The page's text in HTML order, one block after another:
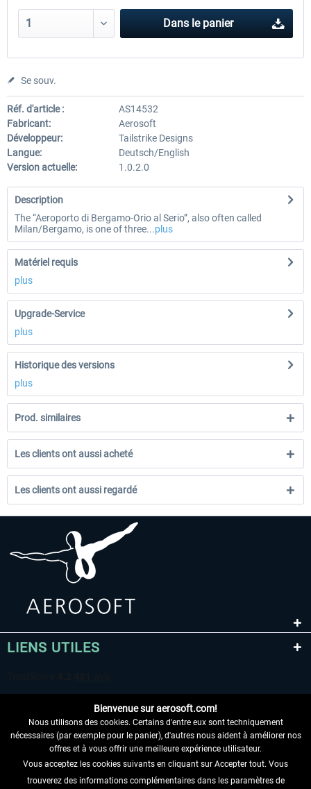
Dans le panier
Se souv.
Réf. d'article :
AS14532
Fabricant:
Aerosoft
Développeur:
Tailstrike Designs
Langue:
Deutsch/English
Version actuelle:
1.0.2.0
Description
The “Aeroporto di Bergamo-Orio al Serio”, also often called
Milan/Bergamo, is one of three...plus
Matériel requis
plus
Upgrade-Service
plus
Historique des versions
plus
Prod. similaires
Les clients ont aussi acheté
Les clients ont aussi regardé
LIENS UTILES
RENONCER AU CONTRAT ICI
Bienvenue sur aerosoft.com!
Nous utilisons des cookies. Certains d'entre eux sont techniquement
nécessaires (par exemple pour le panier), d'autres nous aident à améliorer nos
offres et à vous offrir une meilleure expérience utilisateur.
Vous acceptez les cookies suivants en cliquant sur Accepter tout. Vous
trouverez des informations complémentaires dans les paramètres de